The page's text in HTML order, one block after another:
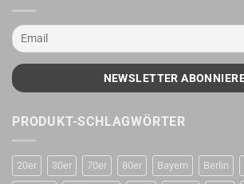
PRODUKT-SCHLAGWÖRTER
20er 30er 70er 80er Bayern Berlin